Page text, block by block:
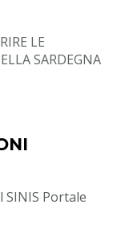
LE
SARDEGNA
Portale